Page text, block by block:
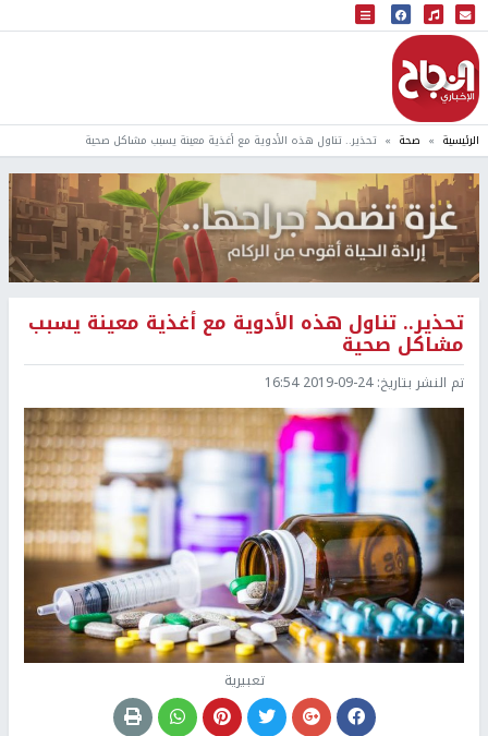
البث المباشر
إذاعة النجاح
الرئيسية صحة تحذير.. تناول هذه الأدوية مع أغذية معينة يسبب مشاكل صحية
تحذير.. تناول هذه الأدوية مع أغذية معينة يسبب
مشاكل صحية
تم النشر بتاريخ:2019-09-24 16:54
تعبيرية